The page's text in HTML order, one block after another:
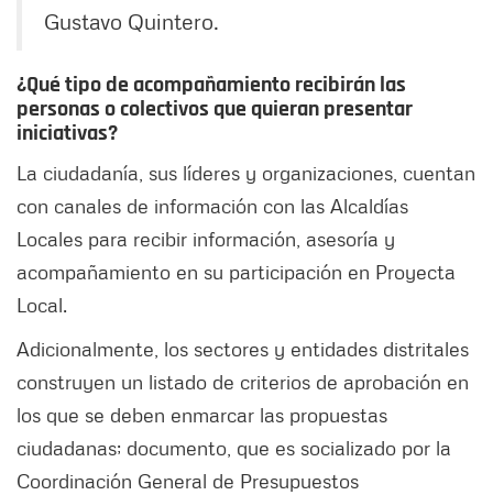
Gustavo Quintero.
¿Qué tipo de acompañamiento recibirán las
personas o colectivos que quieran presentar
iniciativas?
La ciudadanía, sus líderes y organizaciones, cuentan
con canales de información con las Alcaldías
Locales para recibir información, asesoría y
acompañamiento en su participación en Proyecta
Local.
Adicionalmente, los sectores y entidades distritales
construyen un listado de criterios de aprobación en
los que se deben enmarcar las propuestas
ciudadanas; documento, que es socializado por la
Coordinación General de Presupuestos